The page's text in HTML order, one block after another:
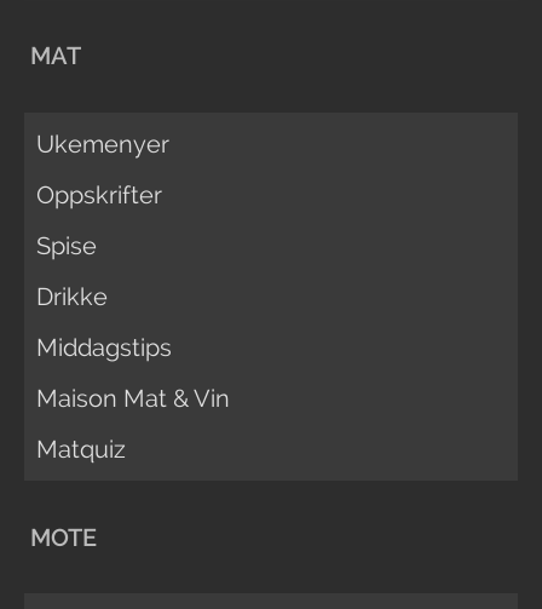
MAT
Ukemenyer
Oppskrifter
Spise
Drikke
Middagstips
Maison Mat & Vin
Matquiz
MOTE